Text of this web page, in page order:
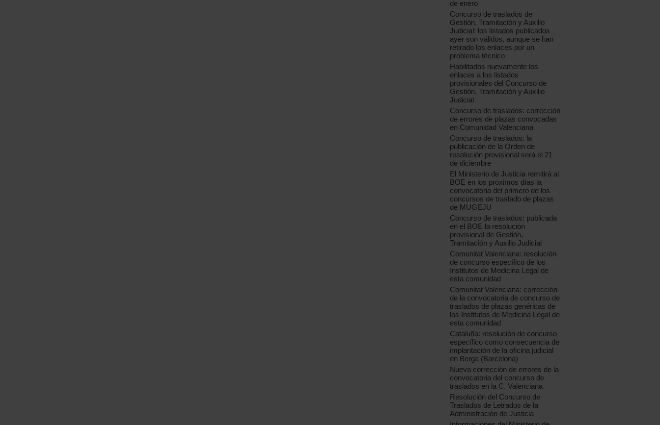
de enero
Concurso de traslados de
Gestión, Tramitación y Auxilio
Judicial: los listados publicados
ayer son válidos, aunque se han
retirado los enlaces por un
problema técnico
Habilitados nuevamente los
enlaces a los listados
provisionales del Concurso de
Gestión, Tramitación y Auxilio
Judicial
Concurso de traslados: corrección
de errores de plazas convocadas
en Comunidad Valenciana
Concurso de traslados: la
publicación de la Orden de
resolución provisional será el 21
de diciembre
El Ministerio de Justicia remitirá al
BOE en los próximos días la
convocatoria del primero de los
concursos de traslado de plazas
de MUGEJU
Concurso de traslados: publicada
en el BOE la resolución
provisional de Gestión,
Tramitación y Auxilio Judicial
Comunitat Valenciana: resolución
de concurso específico de los
Institutos de Medicina Legal de
esta comunidad
Comunitat Valenciana: corrección
de la convocatoria de concurso de
traslados de plazas genéricas de
los Institutos de Medicina Legal de
esta comunidad
Cataluña: resolución de concurso
específico como consecuencia de
implantación de la oficina judicial
en Berga (Barcelona)
Nueva corrección de errores de la
convocatoria del concurso de
traslados en la C. Valenciana
Resolución del Concurso de
Traslados de Letrados de la
Administración de Justicia